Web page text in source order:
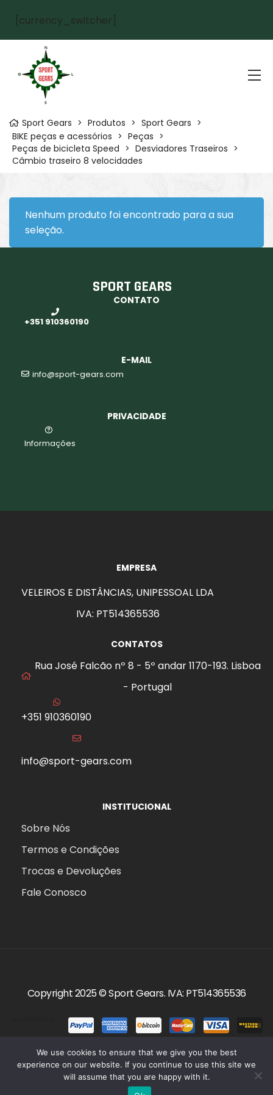
[currency_switcher]
Sport Gears > Produtos > Sport Gears >
BIKE peças e acessórios > Peças >
Peças de bicicleta Speed > Desviadores Traseiros >
Câmbio traseiro 8 velocidades
Nenhum produto foi encontrado para a sua
seleção.
SPORT GEARS
CONTATO
+351 910360190
E-MAIL
info@sport-gears.com
PRIVACIDADE
Informações
EMPRESA
VELEIROS E DISTÂNCIAS, UNIPESSOAL LDA
IVA: PT514365536
CONTATOS
Rua José Falcão nº 8 - 5º andar 1170-193. Lisboa
- Portugal
+351 910360190
info@sport-gears.com
INSTITUCIONAL
Sobre Nós
Termos e Condições
Trocas e Devoluções
Fale Conosco
Copyright 2025 ©Sport Gears. IVA: PT514365536
We use cookies to ensure that we give you the best
experience on our website. If you continue to use this site we
will assume that you are happy with it.